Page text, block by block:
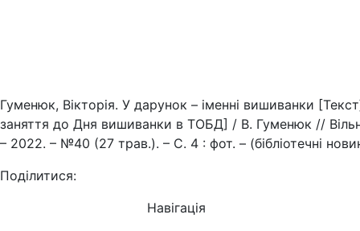
Гуменюк, Вікторія. У дарунок – іменні вишиванки
заняття до Дня вишиванки в ТОБД] / В. Гуменюк //
– 2022. – №40 (27 трав.). – С. 4 : фот. – (бібліотечні
Поділитися:
Навігація